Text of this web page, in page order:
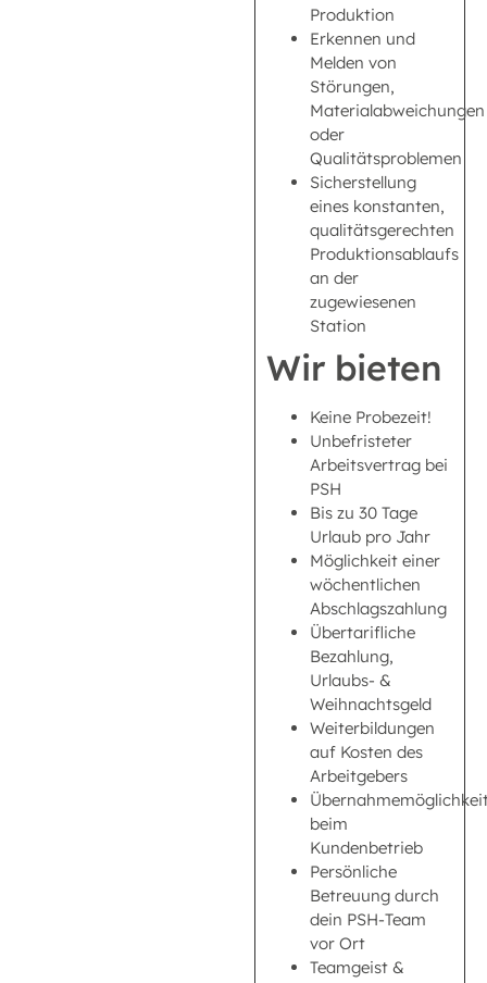
Produktion
Erkennen und
Melden von
Störungen,
Materialabweichungen
oder
Qualitätsproblemen
Sicherstellung
eines konstanten,
qualitätsgerechten
Produktionsablaufs
an der
zugewiesenen
Station
Wir bieten
Keine Probezeit!
Unbefristeter
Arbeitsvertrag bei
PSH
Bis zu 30 Tage
Urlaub pro Jahr
Möglichkeit einer
wöchentlichen
Abschlagszahlung
Übertarifliche
Bezahlung,
Urlaubs- &
Weihnachtsgeld
Weiterbildungen
auf Kosten des
Arbeitgebers
beim
Kundenbetrieb
Persönliche
Betreuung durch
dein PSH-Team
vor Ort
Teamgeist &